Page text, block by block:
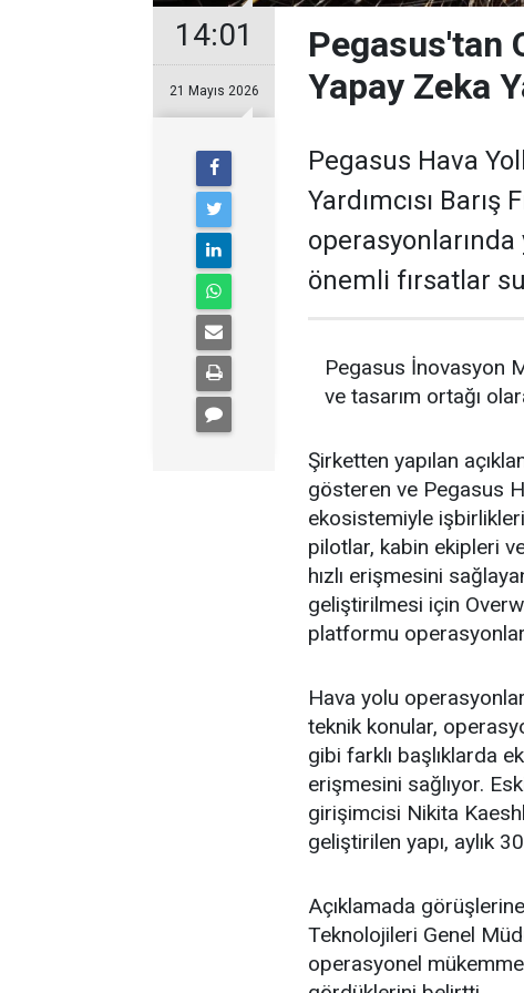
14:01
21 Mayıs 2026
Pegasus'tan
Yapay Zeka
Pegasus Hava
Yardımcısı Barış
önemli fırsatlar
Pegasus İnovasyon
ve tasarım ortağı
Şirketten yapılan
gösteren ve Pegasus
ekosistemiyle
pilotlar, kabin ekipleri
hızlı erişmesini
geliştirilmesi için
platformu
Hava yolu
teknik konular,
gibi farklı başlıklarda
erişmesini sağlıyor.
girişimcisi Nikita
geliştirilen yapı, aylık
Açıklamada
Teknolojileri Genel
operasyonel